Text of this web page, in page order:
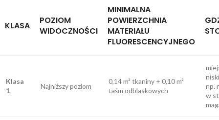
KLASA
POZIOM
WIDOCZNOŚCI
MINIMALNA
POWIERZCHNIA
MATERIAŁU
FLUORESCENCYJNEGO
Klasa
1
Najniższy poziom
0,14 m² tkaniny + 0,10 m²
taśm odblaskowych
np.
w